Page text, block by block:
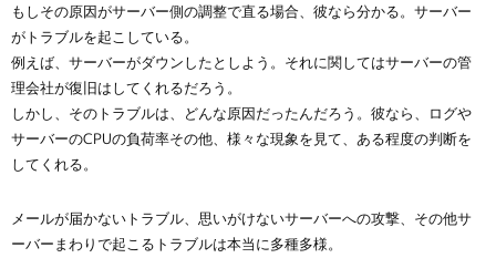
もしその原因がサーバー側の調整で直る場合、彼なら分かる。サーバー
がトラブルを起こしている。
例えば、サーバーがダウンしたとしよう。それに関してはサーバーの管
理会社が復旧はしてくれるだろう。
しかし、そのトラブルは、どんな原因だったんだろう。彼なら、ログや
サーバーのCPUの負荷率その他、様々な現象を見て、ある程度の判断を
してくれる。
メールが届かないトラブル、思いがけないサーバーへの攻撃、その他サ
ーバーまわりで起こるトラブルは本当に多種多様。